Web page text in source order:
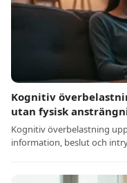
Kognitiv
utan fysisk
Kognitiv överbelastning
information, beslut och